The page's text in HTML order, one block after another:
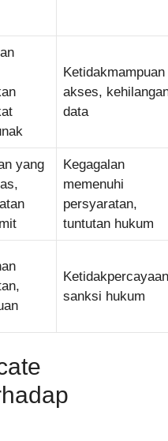
Ketidakmampuan
akses,
data
yang
Kegagalan
memenuhi
persyaratan,
tuntutan hukum
sanksi hukum